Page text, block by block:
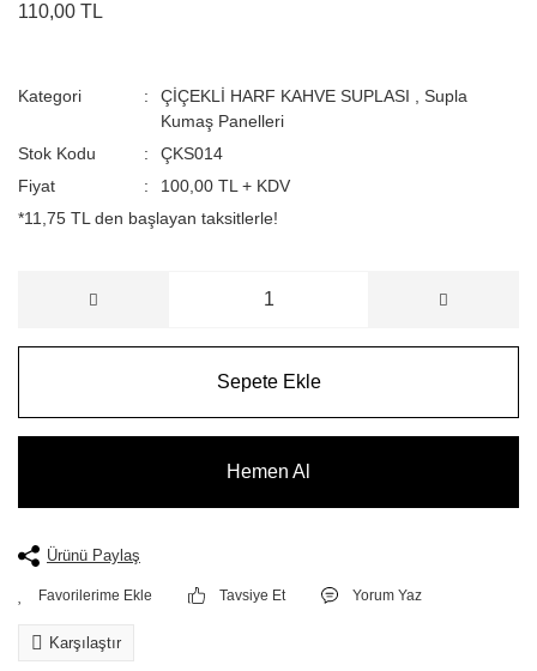
110,00 TL
Kategori ÇİÇEKLİ HARF KAHVE SUPLASI
Supla
Kumaş Panelleri
Stok Kodu
ÇKS014
Fiyat
100,00 TL + KDV
*11,75 TL den başlayan taksitlerle!
Sepete Ekle
Hemen Al
Ürünü Paylaş
Tavsiye Et Yorum Yaz
Karşılaştır